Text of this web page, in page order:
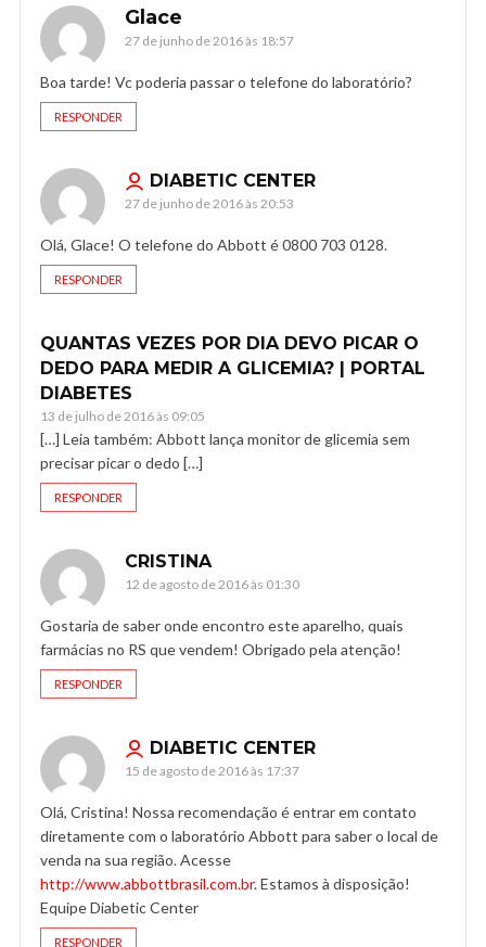
Glace
27 de junho de 2016 às 18:57
Boa tarde! Vc poderia passar o telefone do laboratório?
RESPONDER
DIABETIC CENTER
27 de junho de 2016 às 20:53
Olá, Glace! O telefone do Abbott é 0800 703 0128.
RESPONDER
QUANTAS VEZES POR DIA DEVO PICAR O
DEDO PARA MEDIR A GLICEMIA? | PORTAL
DIABETES
13 de julho de 2016 às 09:05
[…] Leia também: Abbott lança monitor de glicemia sem
precisar picar o dedo […]
RESPONDER
CRISTINA
12 de agosto de 2016 às 01:30
Gostaria de saber onde encontro este aparelho, quais
farmácias no RS que vendem! Obrigado pela atenção!
RESPONDER
DIABETIC CENTER
15 de agosto de 2016 às 17:37
Olá, Cristina! Nossa recomendação é entrar em contato
diretamente com o laboratório Abbott para saber o local de
venda na sua região. Acesse
http://www.abbottbrasil.com.br. Estamos à disposição!
Equipe Diabetic Center
RESPONDER